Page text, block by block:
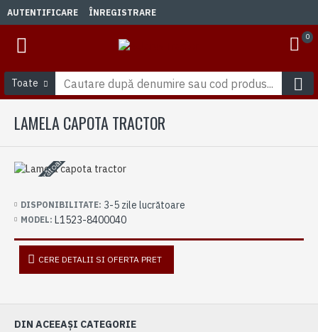
AUTENTIFICARE ÎNREGISTRARE
0
Toate
LAMELA CAPOTA TRACTOR
3-5 zile lucrătoare
DISPONIBILITATE: 3-5 zile lucrătoare
MODEL: L1523-8400040
CERE DETALII SI OFERTA PRET
DIN ACEEAȘI CATEGORIE